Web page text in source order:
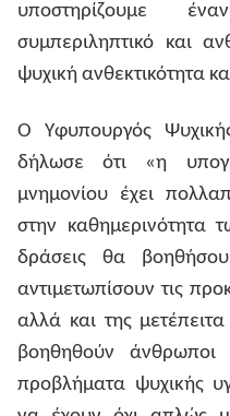
υποστηρίζουμε
συμπεριληπτικό και
ψυχική ανθεκτικότητα
Ο Υφυπουργός
δήλωσε ότι «η
μνημονίου έχει
στην καθημερινότητα
δράσεις θα
αντιμετωπίσουν τις
αλλά και της
βοηθηθούν άνθρωποι
προβλήματα ψυχικής